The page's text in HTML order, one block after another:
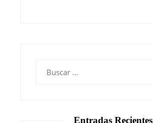
Entradas Recientes